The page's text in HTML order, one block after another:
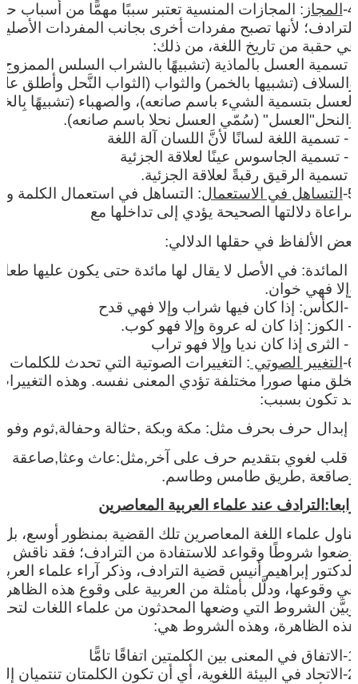
4- المجاز : المجازات المنسية تعتبر سببًا مهمًّا من أسباب
الترادف؛ لأنها تصبح مفردات أخرى بجانب المفردات
في حقبة من تاريخ اللغة، من ذلك:
-تسمية العسل بالماذية (تشبيهًا بالشراب السلس
والسلاف (تشبيها بالخمر) والثواب (الثواب النَّحل وأطلق
العسل بتسمية الشيء باسم صانعه)، والصهباء (تشبيهًا
والنحل"العسل" (سُمّي العسل نحلا باسم صانعه).
- تسمية اللغة لسانًا لأنَّ اللسان آلة اللغة
- تسمية الجاسوس عينًا لعلاقة الجزئية
- تسمية الرقيق رقبةً لعلاقة الجزئية.
5-
التساهل في الاستعمال: التساهل في استعمال الكلمة
مراعاة دلالتها الصحيحة يؤدي إلى تداخلها مع
بعض الألفاظ في حقلها الدلالي:
- المائدة: في الأصل لا يقال لها مائدة حتى يكون عليها
وإلا فهي خوان.
-الكأس: إذا كان فيها شراب وإلا فهي قدح
- الكوز: إذا كان له عروة وإلا فهو كوب.
- الثرى إذا كان نديا وإلا فهو تراب
6-
التغيير الصوتي : التغييرات الصوتية التي تحدث للكلمات
تخلق منها صورا مختلفة تؤدي المعنى نفسه. وهذه
قد تكون بسبب:
- إبدال حرف بحرف مثل: مكة وبكة ,حثالة وحفالة,ثوم
- قلب لغوي بتقديم حرف على آخر,مثل:عاث وعثا,صاعقة
وصاقعة ,طريق طامس وطاسم.
رابعا:الترادف عند علماء العربية المعاصرين
تناول علماء اللغة المعاصرين تلك القضية بمنظور أوسع، بل
وضعوا شروطًا وقواعد للاستفادة من الترادف؛ فقد ناقش
الدكتور إبراهيم أنيس قضية الترادف، وذكر آراء علماء
في وقوعها، ودلَّل بأمثلة من العربية على وقوع هذه
وبيَّن الشروط التي وضعها المحدثون من علماء اللغات
هذه الظاهرة، وهذه الشروط هي:
1-الاتفاق في المعنى بين الكلمتين اتفاقًا تامًّا
2-الاتحاد في البيئة اللغوية، أي أن تكون الكلمتان تنتميان